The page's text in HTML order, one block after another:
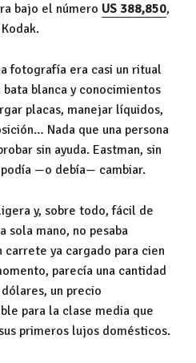
bajo el número US 388,850,
fotografía era casi un ritual
blanca y conocimientos
placas, manejar líquidos,
Nada que una persona
sin ayuda. Eastman, sin
—o debía— cambiar.
y, sobre todo, fácil de
sola mano, no pesaba
carrete ya cargado para cien
parecía una cantidad
un precio
para la clase media que
primeros lujos domésticos.